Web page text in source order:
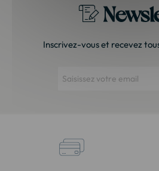
Inscrivez-vous et recevez